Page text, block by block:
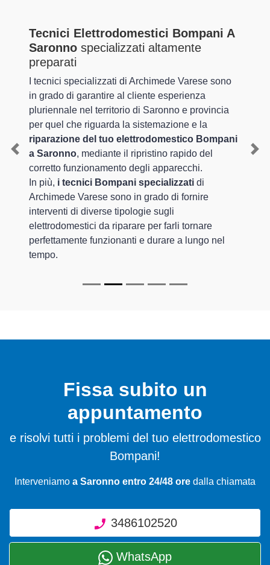
Tecnici Elettrodomestici Bompani A
Saronno specializzati altamente
preparati
I tecnici specializzati di Archimede Varese sono
in grado di garantire al cliente esperienza
pluriennale nel territorio di Saronno e provincia
per quel che riguarda la sistemazione e la
riparazione del tuo elettrodomestico Bompani
a Saronno, mediante il ripristino rapido del
corretto funzionamento degli apparecchi.
In più, i tecnici Bompani specializzati di
Archimede Varese sono in grado di fornire
interventi di diverse tipologie sugli
elettrodomestici da riparare per farli tornare
perfettamente funzionanti e durare a lungo nel
tempo.
Previous
Fissa subito un
appuntamento
e risolvi tutti i problemi del tuo elettrodomestico
Bompani!
Interveniamo a Saronno entro 24/48 ore dalla chiamata
3486102520
WhatsApp